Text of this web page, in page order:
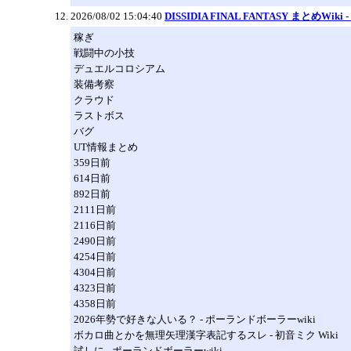
2026/08/02 15:04:40 DISSIDIA FINAL FANTASY まとめWiki
稼ぎ
戦闘中の小技
デュエルコロシアム
装備考察
クラウド
ラストボス
バグ
UT情報まとめ
359日前
614日前
892日前
2111日前
2116日前
2490日前
4254日前
4304日前
4323日前
4358日前
2026年勢で好きな人いる？ - ポーランドボーラーwiki
ボカロ曲とかを無理矢理漢字表記するスレ - 初音ミク Wiki